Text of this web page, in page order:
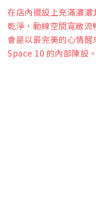
在店內擺設上充滿濃
乾淨，動線空間寬敞
會是以最完美的心情
Space 10 的內部陳設。